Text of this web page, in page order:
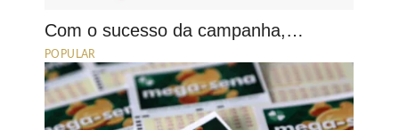
Com o sucesso da campanha,…
POPULAR